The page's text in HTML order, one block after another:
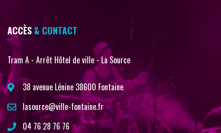
ACCÈS & CONTACT
Tram A - Arrêt Hôtel de ville - La Source
38 avenue Lénine 38600 Fontaine
lasource@ville-fontaine.fr
04 76 28 76 76